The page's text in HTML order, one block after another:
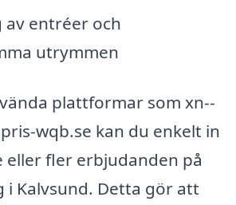
av entréer och
utrymmen
plattformar som xn--
wqb.se kan du enkelt in
eller fler erbjudanden på
Kalvsund. Detta gör att